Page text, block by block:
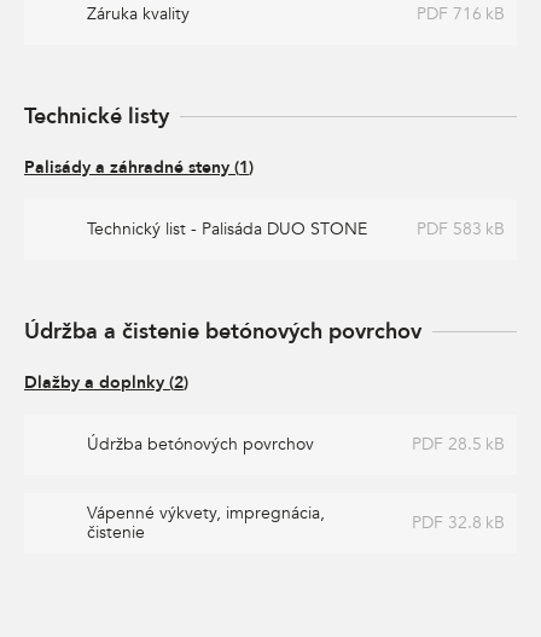
Záruka kvality PDF 716 kB
Technické listy
Palisády a záhradné steny (1)
Technický list - Palisáda DUO STONE PDF 583 kB
Údržba a čistenie betónových povrchov
Dlažby a doplnky (2)
Údržba betónových povrchov PDF 28.5 kB
Vápenné výkvety, impregnácia,
čistenie
PDF 32.8 kB